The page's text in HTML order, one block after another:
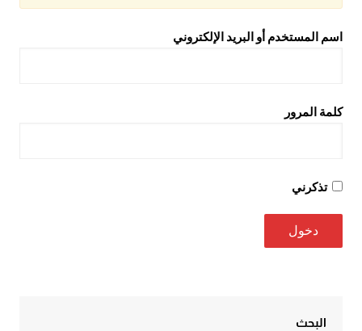
اسم المستخدم أو البريد الإلكتروني
كلمة المرور
تذكرني
البحث